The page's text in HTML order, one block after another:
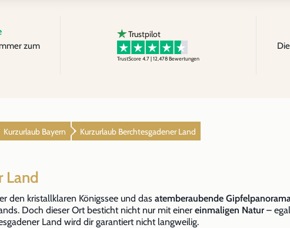
zum
Trustpilot
TrustScore 4.7 | 12,478Bewertungen
Kurzurlaub Bayern Kurzurlaub Berchtesgadener Land
Land
den kristallklaren Königssee und das atemberaubende
Doch dieser Ort besticht nicht nur mit einer einmaligen Natur–
Land wird dir garantiert nicht langweilig.